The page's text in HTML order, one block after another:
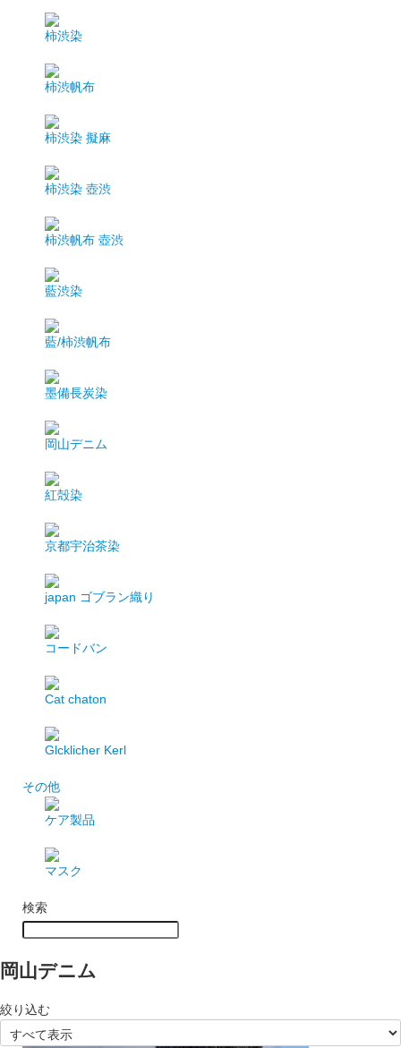
柿渋染
柿渋帆布
柿渋染 擬麻
柿渋染 壺渋
柿渋帆布 壺渋
藍渋染
藍/柿渋帆布
墨備長炭染
岡山デニム
紅殻染
京都宇治茶染
japan ゴブラン織り
コードバン
Cat chaton
Glcklicher Kerl
その他
ケア製品
マスク
検索
岡山デニム
絞り込む